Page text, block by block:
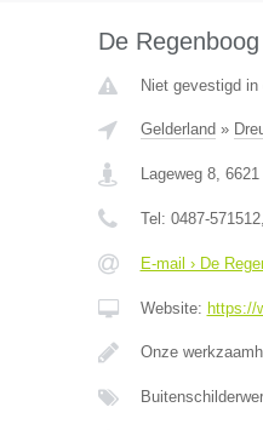
De
Niet gevestigd
Gelderland »
Lageweg 8, 6621
Tel: 0487-571512
E-mail › De
Website: https://
Onze